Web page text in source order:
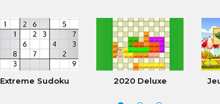
Extreme Sudoku 2020 Deluxe